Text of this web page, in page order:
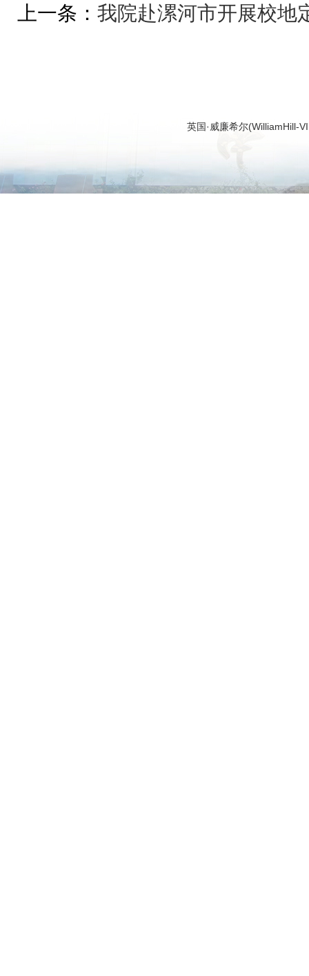
上一条： 我院赴漯河市开展校地
英国·威廉希尔(WilliamHill-